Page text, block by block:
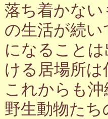
落ち着かな
の生活が続
になること
ける居場所
これからも
野生動物た